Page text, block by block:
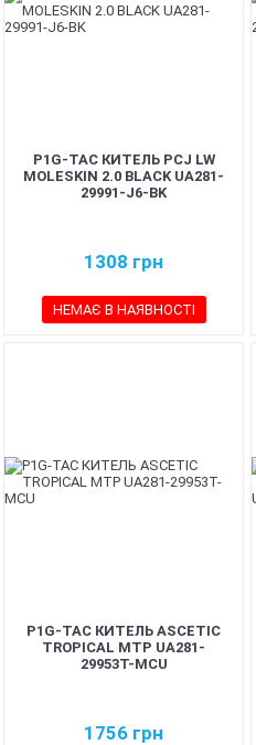
P1G-TAC КИТЕЛЬ PCJ LW
MOLESKIN 2.0 BLACK UA281-
29991-J6-BK
1308 грн
НЕМАЄ В НАЯВНОСТІ
P1G-TAC КИТЕЛЬ ASCETIC
TROPICAL MTP UA281-
29953T-MCU
1756 грн